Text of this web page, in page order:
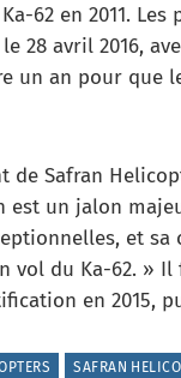
62 en 2011.
28 avril 2016,
un an pour que
de Safran
est un jalon
et
vol du Ka-62. »
en 2015,
SAFRAN